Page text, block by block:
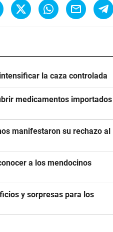
la caza controlada
medicamentos importados
manifestaron su rechazo al
a los mendocinos
y sorpresas para los